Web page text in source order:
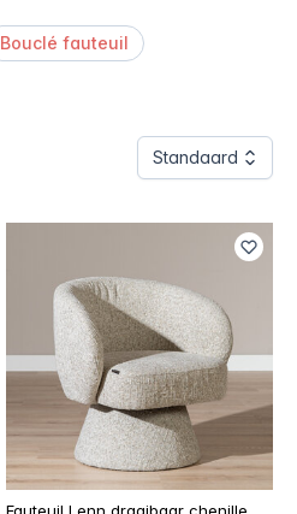
Bouclé fauteuil
Standaard